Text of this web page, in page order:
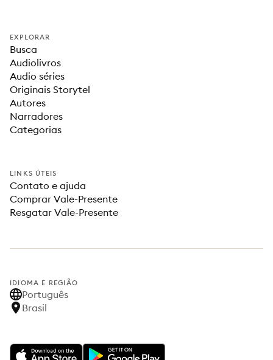
EXPLORAR
Busca
Audiolivros
Audio séries
Originais Storytel
Autores
Narradores
Categorias
LINKS ÚTEIS
Contato e ajuda
Comprar Vale-Presente
Resgatar Vale-Presente
IDIOMA E REGIÃO
Português
Brasil